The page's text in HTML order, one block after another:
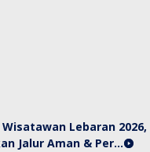
Lebaran 2026,
Jalur Aman & Per…